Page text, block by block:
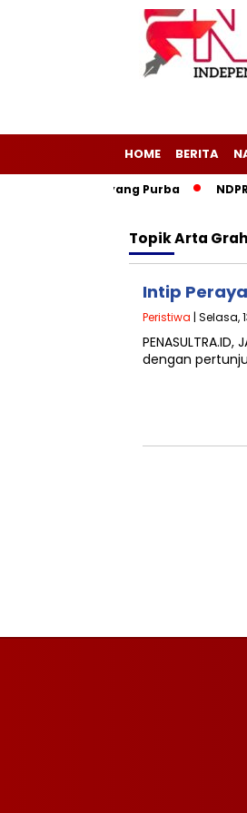
HOME BERITA
Layang-Layang Purba
TopikArta
Intip
Peristiwa | Selasa,
dengan